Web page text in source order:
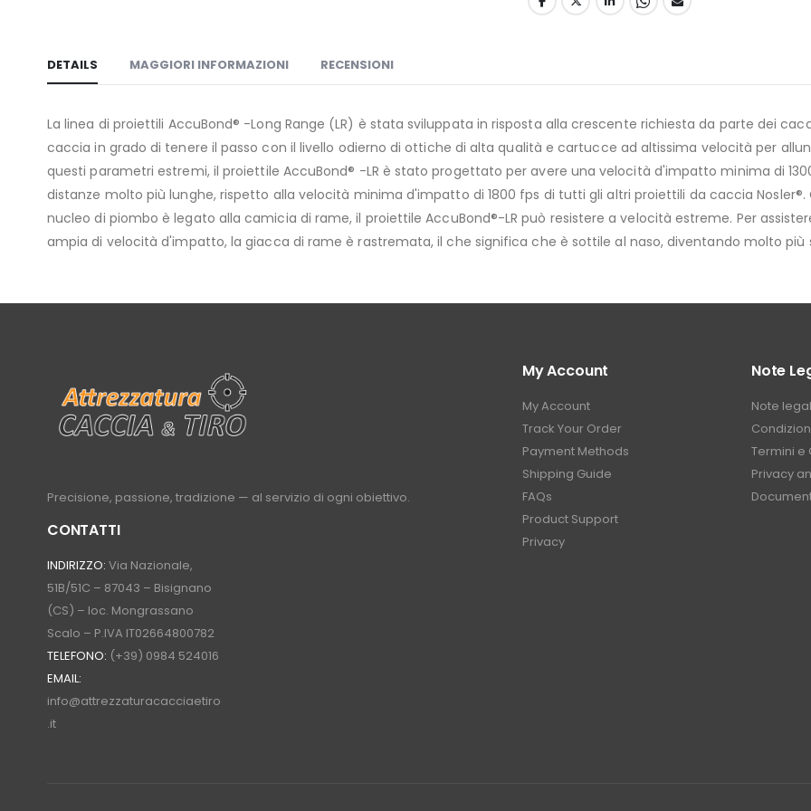
DETAILS
La linea di proiettili AccuBond® -Long Range (LR) è stata sviluppata in risposta alla crescente richiesta da parte dei
caccia in grado di tenere il passo con il livello odierno di ottiche di alta qualità e cartucce ad altissima velocità per
questi parametri estremi, il proiettile AccuBond® -LR è stato progettato per avere una velocità d'impatto minima di
distanze molto più lunghe, rispetto alla velocità minima d'impatto di 1800 fps di tutti gli altri proiettili da caccia
nucleo di piombo è legato alla camicia di rame, il proiettile AccuBond®-LR può resistere a velocità estreme. Per
ampia di velocità d'impatto, la giacca di rame è rastremata, il che significa che è sottile al naso, diventando molto più
MAGGIORI INFORMAZIONI RECENSIONI
Precisione, passione, tradizione — al servizio di ogni obiettivo.
CONTATTI
INDIRIZZO: Via Nazionale,
51B/51C – 87043 – Bisignano
(CS) – loc. Mongrassano
Scalo – P.IVA IT02664800782
TELEFONO: (+39) 0984 524016
EMAIL:
info@attrezzaturacacciaetiro
.it
My Account
My Account
Track Your Order
Payment Methods
Shipping Guide
FAQs
Product Support
Privacy
Note
Note
Termini e
Privacy